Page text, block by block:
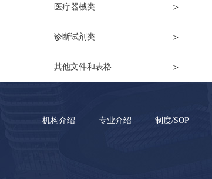
医疗器械类 >
诊断试剂类 >
其他文件和表格 >
机构介绍 专业介绍 制度/SOP